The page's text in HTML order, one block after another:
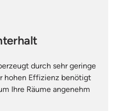
durch sehr geringe
hohen Effizienz benötigt
Ihre Räume angenehm